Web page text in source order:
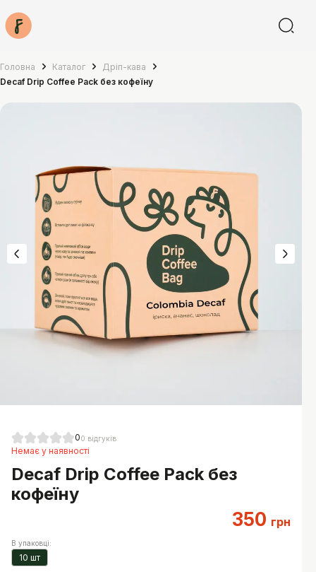
Головна Каталог
Дріп-кава
Decaf Drip Coffee Pack без кофеїну
00 відгуків
Немає у наявності
Decaf Drip Coffee Pack без
кофеїну
350 грн
В упаковці:
10 шт